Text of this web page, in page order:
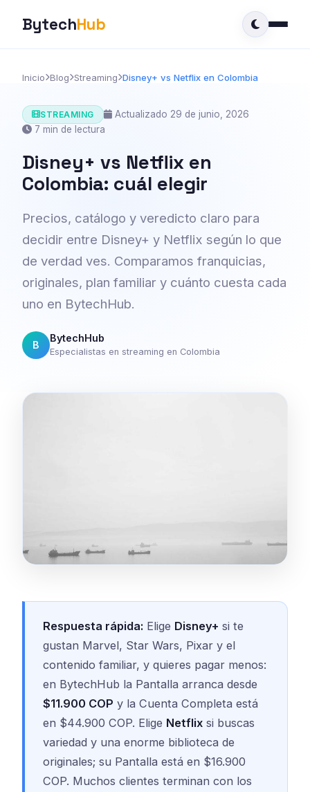
BytechHub
Inicio Blog Streaming Disney+ vs Netflix en Colombia
STREAMING
Actualizado 29 de junio, 2026
7 min de lectura
Disney+ vs Netflix en
Colombia: cuál elegir
Precios, catálogo y veredicto claro para
decidir entre Disney+ y Netflix según lo que
de verdad ves. Comparamos franquicias,
originales, plan familiar y cuánto cuesta cada
uno en BytechHub.
B
BytechHub
Especialistas en streaming en Colombia
Respuesta rápida: Elige Disney+ si te
gustan Marvel, Star Wars, Pixar y el
contenido familiar, y quieres pagar menos:
en BytechHub la Pantalla arranca desde
$11.900 COP y la Cuenta Completa está
en $44.900 COP. Elige Netflixsi buscas
variedad y una enorme biblioteca de
originales; su Pantalla está en $16.900
COP. Muchos clientes terminan con los